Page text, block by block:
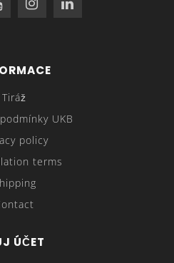
Tiráž
UKB
policy
terms
ÚČET